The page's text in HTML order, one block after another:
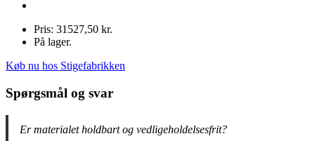
Pris: 31527,50 kr.
På lager.
Køb nu hos Stigefabrikken
Spørgsmål og svar
Er materialet holdbart og vedligeholdelsesfrit?